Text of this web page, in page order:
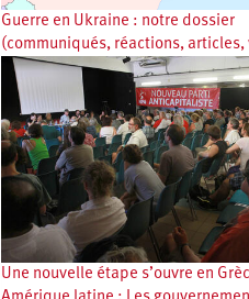
Guerre en Ukraine : notre dossier
(communiqués, réactions, articles,
Une nouvelle étape s’ouvre en